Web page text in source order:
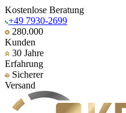
Kostenlose Beratung
+49 7930-2699
280.000
Kunden
30 Jahre
Erfahrung
Sicherer
Versand